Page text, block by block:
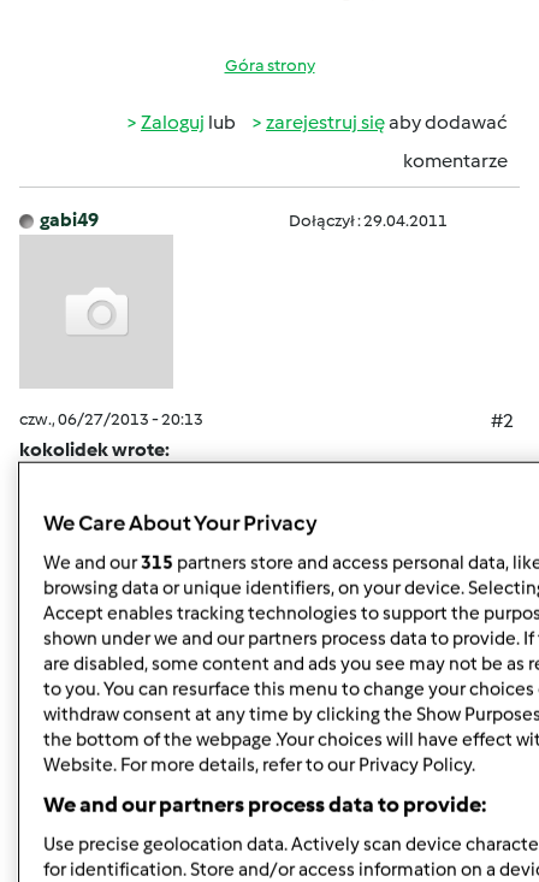
Góra strony
Zaloguj lub zarejestruj sięaby dodawać
komentarze
gabi49 Dołączył : 29.04.2011
czw., 06/27/2013 - 20:13
#2
kokolidek wrote:
Dlaczego rezygnujesz z masła i zup? Ja nie rezygnuję z
niczego jak już mam wagę, którą chcę mieć. Jem wszystko,
tylko nie wszystko na raz. Wezmę Twój jadłospis i go
trochę zmodyfikuję, a Ty zrób z tym co chcesz.
Ograniczanie jedzenia powoduje, że się chudnie, ale jak
człowiek zaczyna jeść "normalnie" to organizm odrabia
to, co mu zabrali i robi zapas "na zaś", bo może znowu Ci
przyjdzie do głowy, żeby się odchudzać
Uważam, że jedynie zmiana nawyków przynosi efekt
długotrwały.
We Care About Your Privacy
We and our315 partners store and access personal data,
browsing data or unique identifiers, on your device.
Accept enables tracking technologies to support the
shown under we and our partners process data to provide. If
are disabled, some content and ads you see may not be as
to you. You can resurface this menu to change your choices
withdraw consent at any time by clicking the Show
the bottom of the webpage .Your choices will have effect
Website. For more details, refer to our Privacy Policy.
We and our partners process data to provide:
Use precise geolocation data. Actively scan device
for identification. Store and/or access information on a